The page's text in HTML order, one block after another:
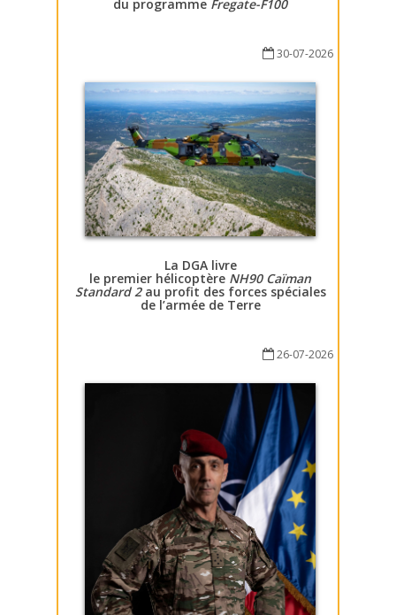
du programme Fregate-F100
30-07-2026
La DGA livre
le premier hélicoptère NH90 Caïman
Standard 2au profit des forces spéciales
de l’armée de Terre
26-07-2026